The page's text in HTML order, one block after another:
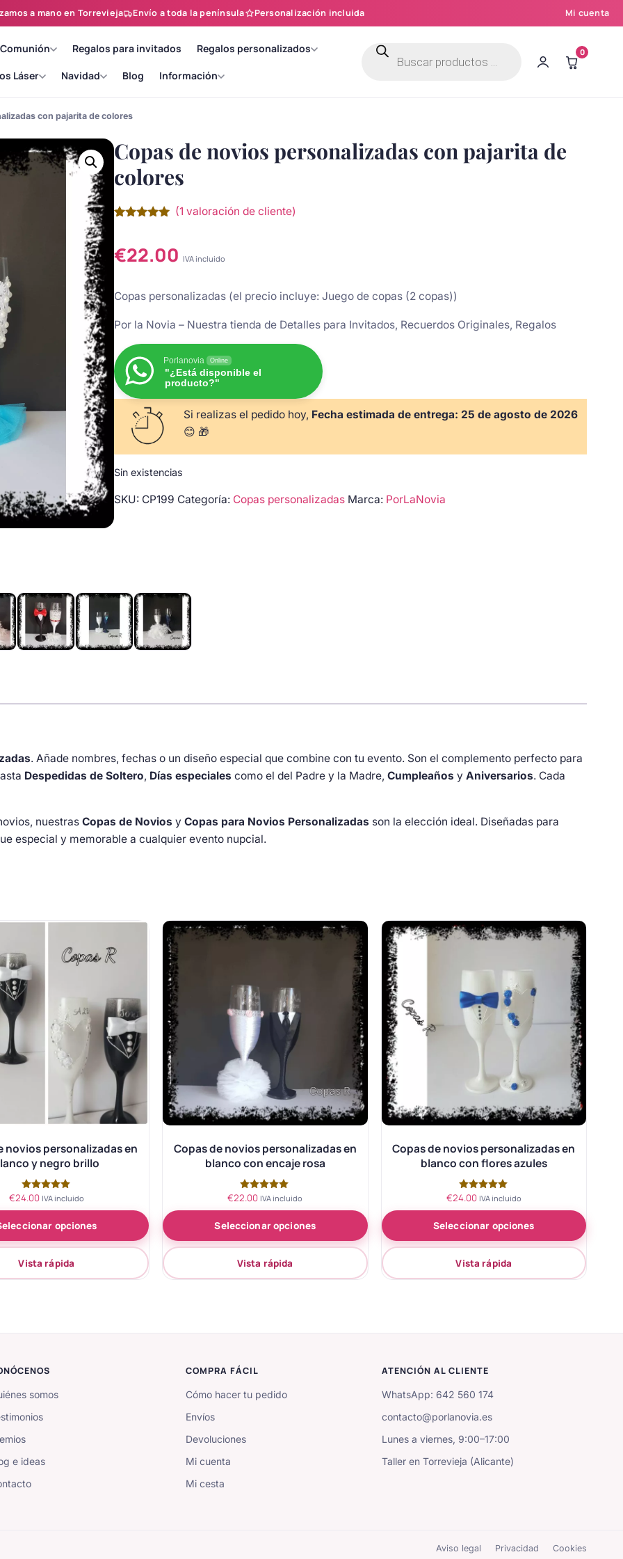
a mano en Torrevieja Envío a toda la península Personalización incluida Mi cuenta
Regalos para invitados Regalos personalizados
Láser Navidad Blog Información
Búsqueda
productos
0
con pajarita de colores
Copas de novios personalizadas con pajarita de
colores
5 en base
avaloración
(1 valoración de cliente)
€22.00 IVA incluido
Copas personalizadas (el precio incluye: Juego de copas (2 copas))
Por la Novia – Nuestra tienda de Detalles para Invitados, Recuerdos Originales, Regalos
Porlanovia Online
"¿Está disponible el
producto?"
Si realizas el pedido hoy, Fecha estimada de entrega: 25 de agosto de 2026
😊 🎁
Sin existencias
SKU: CP199 Categoría: Copas personalizadas Marca: PorLaNovia
. Añade nombres, fechas o un diseño especial que combine con tu evento. Son el complemento perfecto para
Despedidas de Soltero, Días especiales como el del Padre y la Madre, Cumpleaños y Aniversarios. Cada
nuestras Copas de Novios y Copas para Novios Personalizadas son la elección ideal. Diseñadas para
especial y memorable a cualquier evento nupcial.
novios personalizadas en
y negro brillo
Valorado
de 5
€24.00 IVA incluido
opciones
Vista rápida
Copas de novios personalizadas en
blanco con encaje rosa
Valorado
de 5
€22.00 IVA incluido
Seleccionar opciones
Vista rápida
Copas de novios personalizadas en
blanco con flores azules
Valorado
de 5
€24.00 IVA incluido
Seleccionar opciones
Vista rápida
somos
e ideas
COMPRA FÁCIL
Cómo hacer tu pedido
Envíos
Devoluciones
Mi cuenta
Mi cesta
ATENCIÓN AL CLIENTE
WhatsApp: 642 560 174
contacto@porlanovia.es
Lunes a viernes, 9:00–17:00
Taller en Torrevieja (Alicante)
Aviso legal Privacidad Cookies